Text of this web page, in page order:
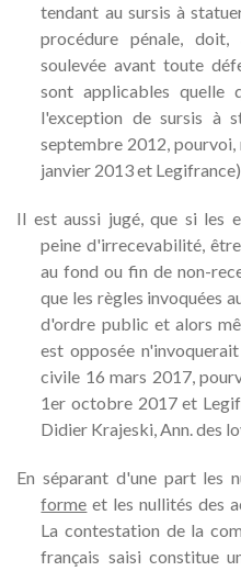
tendant au sursis à
procédure pénale,
soulevée avant toute
sont applicables quelle
l'exception de sursis à
septembre 2012, pourvoi,
janvier 2013 et Legifrance)
Il est aussi jugé, que si les
peine d'irrecevabilité,
au fond ou fin de non-
que les règles invoquées
d'ordre public et alors
est opposée
civile 16 mars 2017,
1er octobre 2017 et
Didier Krajeski, Ann. des
En séparant d'une part les
forme et les nullités des
La contestation de la
français saisi constitue